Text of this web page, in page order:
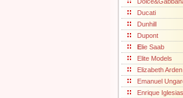
Ducati
Dunhill
Dupont
Elie Saab
Elite Models
Elizabeth Arden
Emanuel
Enrique Iglesias